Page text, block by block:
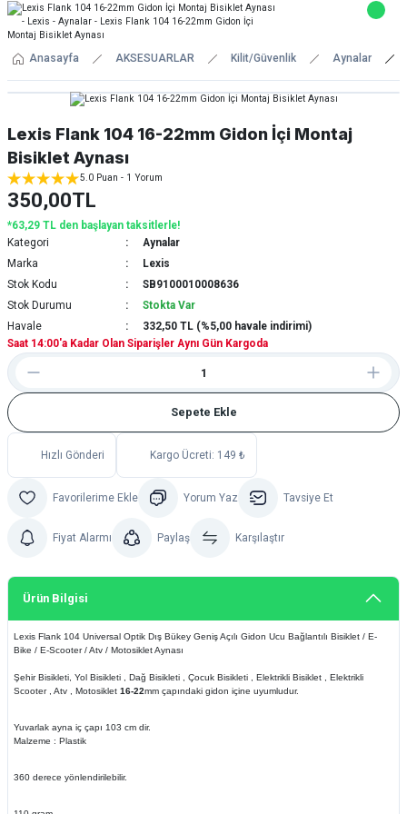
Anasayfa AKSESUARLAR Kilit/Güvenlik Aynalar
Lexis Flank 104 16-22mm Gidon İçi Montaj
Bisiklet Aynası
5.0 Puan - 1 Yorum
350,00TL
*63,29 TL den başlayan taksitlerle!
Kategori
Aynalar
Marka
Lexis
Stok Kodu
SB9100010008636
Stok Durumu
Stokta Var
Havale
332,50 TL (%5,00 havale indirimi)
Saat 14:00'a Kadar Olan Siparişler Aynı Gün Kargoda
Sepete Ekle
Hızlı Gönderi Kargo Ücreti: 149 ₺
Yorum Yaz Tavsiye Et
Fiyat Alarmı Paylaş Karşılaştır
Ürün Bilgisi
Lexis Flank 104 Universal Optik Dış Bükey Geniş Açılı Gidon Ucu Bağlantılı Bisiklet / E-
Bike / E-Scooter / Atv / Motosiklet Aynası
Şehir Bisikleti, Yol Bisikleti , Dağ Bisikleti , Çocuk Bisikleti , Elektrikli Bisiklet , Elektrikli
Scooter , Atv , Motosiklet 16-22mm çapındaki gidon içine uyumludur.
Yuvarlak ayna iç çapı 103 cm dir.
Malzeme : Plastik
360 derece yönlendirilebilir.